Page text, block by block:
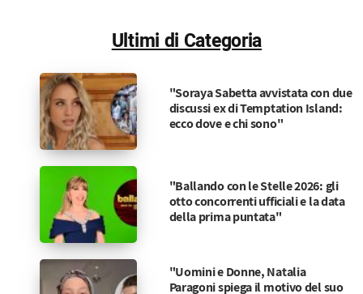
Ultimi di Categoria
"Soraya Sabetta avvistata con due
discussi ex di Temptation Island:
ecco dove e chi sono"
"Ballando con le Stelle 2026: gli
otto concorrenti ufficiali e la data
della prima puntata"
"Uomini e Donne, Natalia
Paragoni spiega il motivo del suo